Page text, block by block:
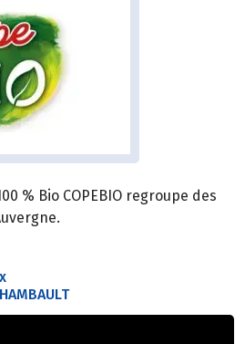
% Bio COPEBIO regroupe des